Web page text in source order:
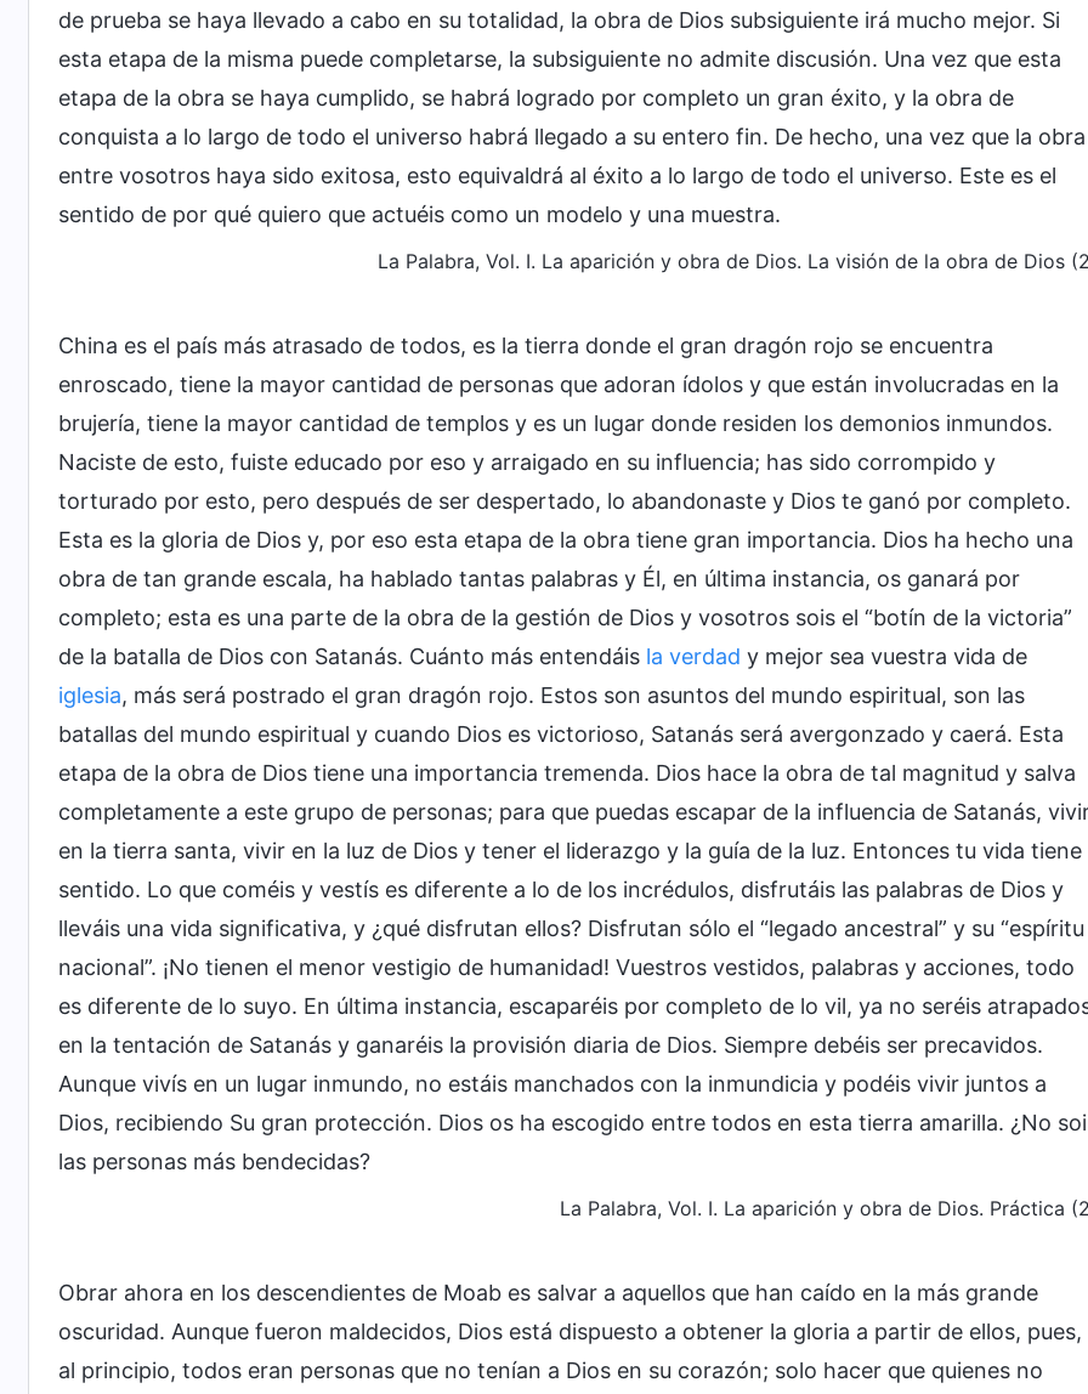
de prueba se haya llevado a cabo en su totalidad, la obra de Dios subsiguiente irá mucho mejor. Si
esta etapa de la misma puede completarse, la subsiguiente no admite discusión. Una vez que esta
etapa de la obra se haya cumplido, se habrá logrado por completo un gran éxito, y la obra de
conquista a lo largo de todo el universo habrá llegado a su entero fin. De hecho, una vez que la obra
entre vosotros haya sido exitosa, esto equivaldrá al éxito a lo largo de todo el universo. Este es el
sentido de por qué quiero que actuéis como un modelo y una muestra.
La Palabra, Vol. I. La aparición y obra de Dios. La visión de la obra de Dios
China es el país más atrasado de todos, es la tierra donde el gran dragón rojo se encuentra
enroscado, tiene la mayor cantidad de personas que adoran ídolos y que están involucradas en la
brujería, tiene la mayor cantidad de templos y es un lugar donde residen los demonios inmundos.
Naciste de esto, fuiste educado por eso y arraigado en su influencia; has sido corrompido y
torturado por esto, pero después de ser despertado, lo abandonaste y Dios te ganó por completo.
Esta es la gloria de Dios y, por eso esta etapa de la obra tiene gran importancia. Dios ha hecho una
obra de tan grande escala, ha hablado tantas palabras y Él, en última instancia, os ganará por
completo; esta es una parte de la obra de la gestión de Dios y vosotros sois el “botín de la victoria”
de la batalla de Dios con Satanás. Cuánto más entendáis la verdad y mejor sea vuestra vida de
iglesia, más será postrado el gran dragón rojo. Estos son asuntos del mundo espiritual, son las
batallas del mundo espiritual y cuando Dios es victorioso, Satanás será avergonzado y caerá. Esta
etapa de la obra de Dios tiene una importancia tremenda. Dios hace la obra de tal magnitud y salva
completamente a este grupo de personas; para que puedas escapar de la influencia de Satanás,
en la tierra santa, vivir en la luz de Dios y tener el liderazgo y la guía de la luz. Entonces tu vida tiene
sentido. Lo que coméis y vestís es diferente a lo de los incrédulos, disfrutáis las palabras de Dios y
lleváis una vida significativa, y ¿qué disfrutan ellos? Disfrutan sólo el “legado ancestral” y su “espíritu
nacional”. ¡No tienen el menor vestigio de humanidad! Vuestros vestidos, palabras y acciones, todo
es diferente de lo suyo. En última instancia, escaparéis por completo de lo vil, ya no seréis
en la tentación de Satanás y ganaréis la provisión diaria de Dios. Siempre debéis ser precavidos.
Aunque vivís en un lugar inmundo, no estáis manchados con la inmundicia y podéis vivir juntos a
Dios, recibiendo Su gran protección. Dios os ha escogido entre todos en esta tierra amarilla. ¿No
las personas más bendecidas?
La Palabra, Vol. I. La aparición y obra de Dios. Práctica
Obrar ahora en los descendientes de Moab es salvar a aquellos que han caído en la más grande
oscuridad. Aunque fueron maldecidos, Dios está dispuesto a obtener la gloria a partir de ellos, pues,
al principio, todos eran personas que no tenían a Dios en su corazón; solo hacer que quienes no